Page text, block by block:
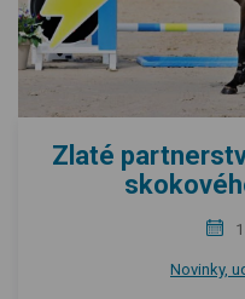
Zlaté
Novinky,